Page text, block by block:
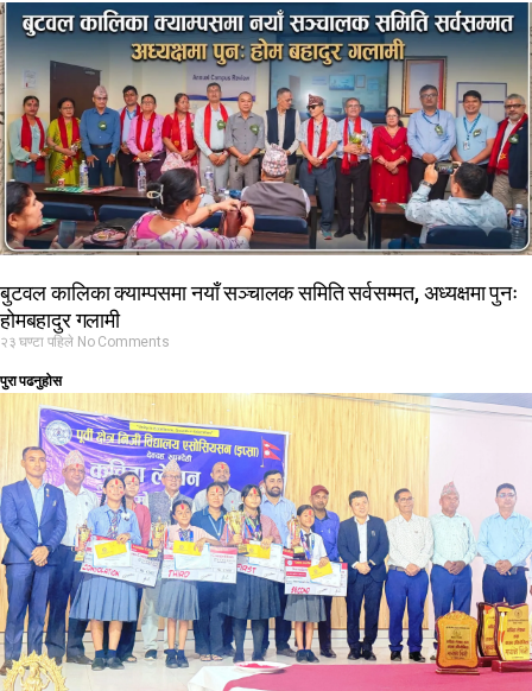
बुटवल कालिका क्याम्पसमा नयाँ सञ्चालक समिति सर्वसम्मत, अध्यक्षमा पुनः
होमबहादुर गलामी
२३ घण्टा पहिले No Comments
पुरा पढनुहोस